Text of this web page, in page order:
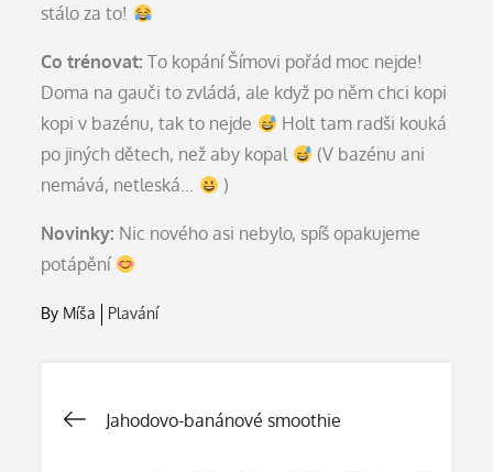
stálo za to!
Co trénovat: To kopání Šímovi pořád moc nejde!
Doma na gauči to zvládá, ale když po něm chci kopi
kopi v bazénu, tak to nejde
Holt tam radši kouká
po jiných dětech, než aby kopal
(V bazénu ani
nemává, netleská…
)
Novinky: Nic nového asi nebylo, spíš opakujeme
potápění
By Míša Plavání
Navigace
Jahodovo-banánové smoothie